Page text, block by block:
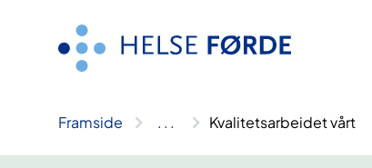
Framside .. . Kvalitetsarbeidet vårt